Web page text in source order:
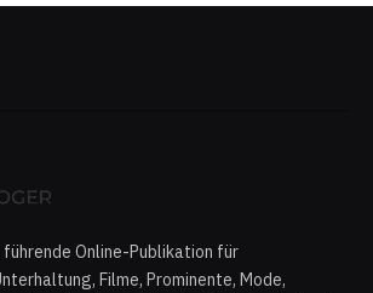
Online-Publikation für
Filme, Prominente, Mode,